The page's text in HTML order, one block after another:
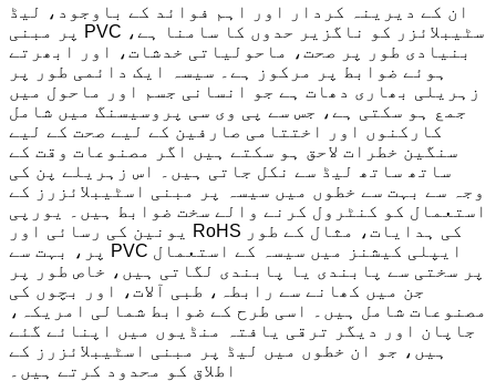
ان کے دیرینہ کردار اور اہم فوائد کے باوجود، لیڈ
پر مبنی PVC سٹیبلائزر کو ناگزیر حدوں کا سامنا ہے،
بنیادی طور پر صحت، ماحولیاتی خدشات، اور ابھرتے
ہوئے ضوابط پر مرکوز ہے۔ سیسہ ایک دائمی طور پر
زہریلی بھاری دھات ہے جو انسانی جسم اور ماحول میں
جمع ہو سکتی ہے، جس سے پی وی سی پروسیسنگ میں شامل
کارکنوں اور اختتامی صارفین کے لیے صحت کے لیے
سنگین خطرات لاحق ہو سکتے ہیں اگر مصنوعات وقت کے
ساتھ ساتھ لیڈ سے نکل جاتی ہیں۔ اس زہریلے پن کی
وجہ سے بہت سے خطوں میں سیسہ پر مبنی اسٹیبلائزرز کے
استعمال کو کنٹرول کرنے والے سخت ضوابط ہیں۔ یورپی
یونین کی رسائی اور RoHS کی ہدایات، مثال کے طور
پر، بہت سے PVC ایپلی کیشنز میں سیسہ کے استعمال
پر سختی سے پابندی یا پابندی لگاتی ہیں، خاص طور پر
جن میں کھانے سے رابطہ، طبی آلات، اور بچوں کی
مصنوعات شامل ہیں۔ اسی طرح کے ضوابط شمالی امریکہ،
جاپان اور دیگر ترقی یافتہ منڈیوں میں اپنائے گئے
ہیں، جو ان خطوں میں لیڈ پر مبنی اسٹیبلائزرز کے
اطلاق کو محدود کرتے ہیں۔